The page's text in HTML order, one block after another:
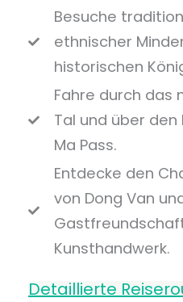
Besuche
ethnischer
historischen
Fahre durch das
Tal und über
Ma Pass.
Entdecke den
von Dong Van
Kunsthandwerk.
Detaillierte